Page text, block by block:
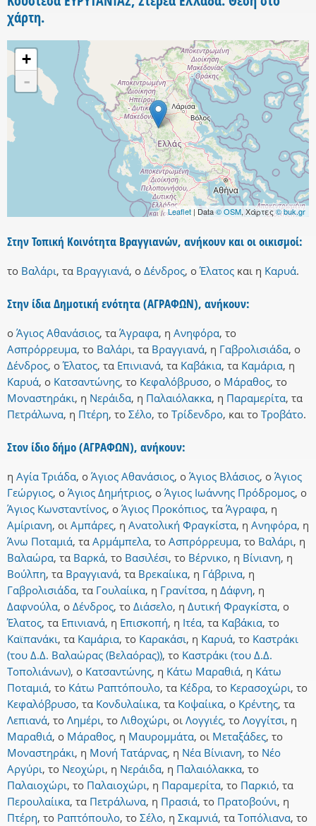
χάρτη.
+
-
Leaflet | Data© OSM, Χάρτες© buk.gr
Στην Τοπική Κοινότητα Βραγγιανών, ανήκουν και οι οικισμοί:
το Βαλάρι, τα Βραγγιανά, ο Δένδρος, ο Έλατος και η Καρυά.
Στην ίδια Δημοτική ενότητα (ΑΓΡΑΦΩΝ), ανήκουν:
ο Άγιος Αθανάσιος, τα Άγραφα, η Ανηφόρα, το
Ασπρόρρευμα, το Βαλάρι, τα Βραγγιανά, η Γαβρολισιάδα, ο
Δένδρος, ο Έλατος, τα Επινιανά, τα Καβάκια, τα Καμάρια, η
Καρυά, ο Κατσαντώνης, το Κεφαλόβρυσο, ο Μάραθος, το
Μοναστηράκι, η Νεράιδα, η Παλαιόλακκα, η Παραμερίτα, τα
Πετράλωνα, η Πτέρη, το Σέλο, το Τρίδενδρο, και το Τροβάτο.
Στον ίδιο δήμο (ΑΓΡΑΦΩΝ), ανήκουν:
η Αγία Τριάδα, ο Άγιος Αθανάσιος, ο Άγιος Βλάσιος, ο Άγιος
Γεώργιος, ο Άγιος Δημήτριος, ο Άγιος Ιωάννης Πρόδρομος, ο
Άγιος Κωνσταντίνος, ο Άγιος Προκόπιος, τα Άγραφα, η
Αμίριανη, οι Αμπάρες, η Ανατολική Φραγκίστα, η Ανηφόρα, η
Άνω Ποταμιά, τα Αρμάμπελα, το Ασπρόρρευμα, το Βαλάρι, η
Βαλαώρα, τα Βαρκά, το Βασιλέσι, το Βέρνικο, η Βίνιανη, η
Βούλπη, τα Βραγγιανά, τα Βρεκαίικα, η Γάβρινα, η
Γαβρολισιάδα, τα Γουλαίικα, η Γρανίτσα, η Δάφνη, η
Δαφνούλα, ο Δένδρος, το Διάσελο, η Δυτική Φραγκίστα, ο
Έλατος, τα Επινιανά, η Επισκοπή, η Ιτέα, τα Καβάκια, το
Καϊπανάκι, τα Καμάρια, το Καρακάσι, η Καρυά, το Καστράκι
(του Δ.Δ. Βαλαώρας (Βελαόρας)), το Καστράκι (του Δ.Δ.
Τοπολιάνων), ο Κατσαντώνης, η Κάτω Μαραθιά, η Κάτω
Ποταμιά, το Κάτω Ραπτόπουλο, τα Κέδρα, το Κερασοχώρι, το
Κεφαλόβρυσο, τα Κονδυλαίικα, τα Κοψαίικα, ο Κρέντης, τα
Λεπιανά, το Λημέρι, το Λιθοχώρι, οι Λογγιές, το Λογγίτσι, η
Μαραθιά, ο Μάραθος, η Μαυρομμάτα, οι Μεταξάδες, το
Μοναστηράκι, η Μονή Τατάρνας, η Νέα Βίνιανη, το Νέο
Αργύρι, το Νεοχώρι, η Νεράιδα, η Παλαιόλακκα, το
Παλαιοχώρι, το Παλαιοχώρι, η Παραμερίτα, το Παρκιό, τα
Περουλαίικα, τα Πετράλωνα, η Πρασιά, το Πρατοβούνι, η
Πτέρη, το Ραπτόπουλο, το Σέλο, η Σκαμνιά, τα Τοπόλιανα, το